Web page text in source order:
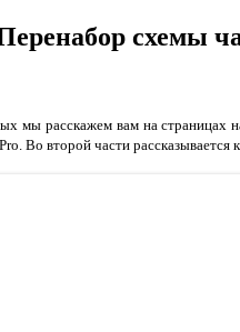
схемы
мы расскажем вам на
Во второй части рассказывается